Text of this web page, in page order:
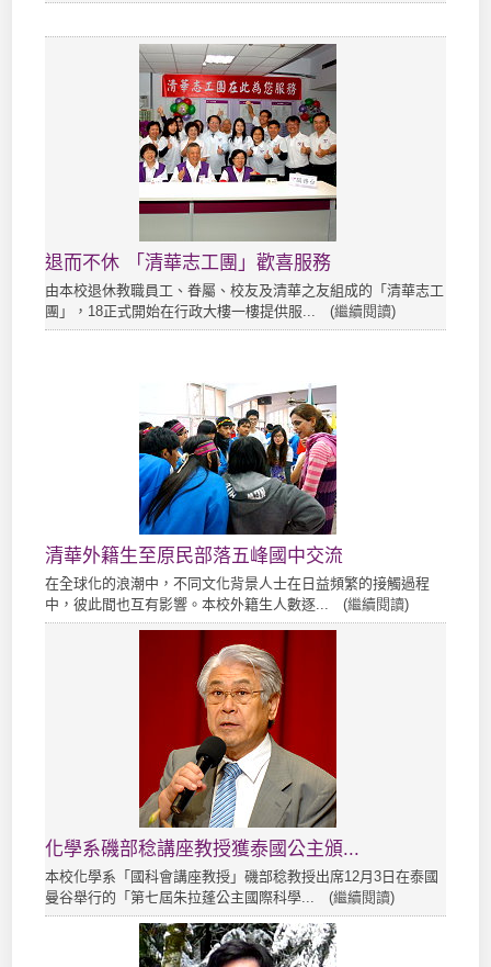
退而不休 「清華志工團」歡喜服務
由本校退休教職員工、眷屬、校友及清華之友組成的「清華志工
團」，18正式開始在行政大樓一樓提供服... (繼續閱讀)
清華外籍生至原民部落五峰國中交流
在全球化的浪潮中，不同文化背景人士在日益頻繁的接觸過程
中，彼此間也互有影響。本校外籍生人數逐... (繼續閱讀)
化學系磯部稔講座教授獲泰國公主頒...
本校化學系「國科會講座教授」磯部稔教授出席12月3日在泰國
曼谷舉行的「第七屆朱拉蓬公主國際科學... (繼續閱讀)